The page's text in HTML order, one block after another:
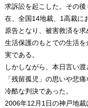
求訴訟を起こした。その
在、全国14地裁、1高裁に
原告となり、被害救済を
生活保護のもとでの生活
実である。
しかしながら、本日言い
「残留孤児」の思いや悲
冷酷な判決であった。
2006年12月1日の神戸地